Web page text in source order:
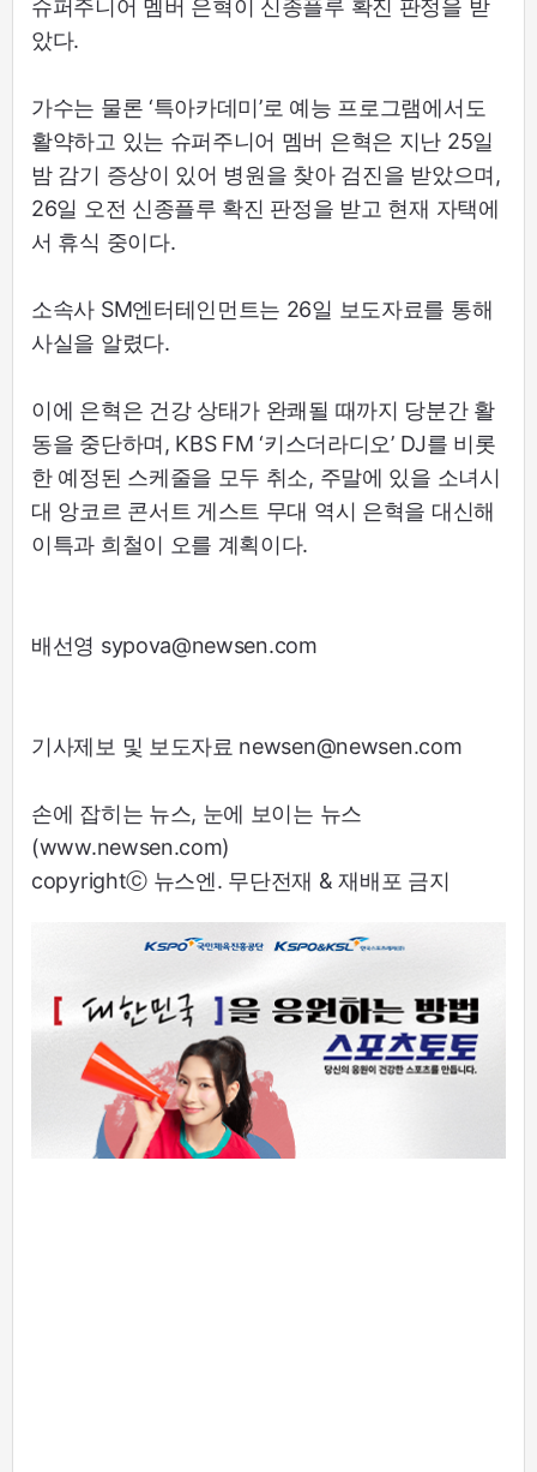
슈퍼주니어 멤버 은혁이 신종플루 확진 판정을 받
았다.
가수는 물론 ‘특아카데미’로 예능 프로그램에서도
활약하고 있는 슈퍼주니어 멤버 은혁은 지난 25일
밤 감기 증상이 있어 병원을 찾아 검진을 받았으며,
26일 오전 신종플루 확진 판정을 받고 현재 자택에
서 휴식 중이다.
소속사 SM엔터테인먼트는 26일 보도자료를 통해
사실을 알렸다.
이에 은혁은 건강 상태가 완쾌될 때까지 당분간 활
동을 중단하며, KBS FM ‘키스더라디오’ DJ를 비롯
한 예정된 스케줄을 모두 취소, 주말에 있을 소녀시
대 앙코르 콘서트 게스트 무대 역시 은혁을 대신해
이특과 희철이 오를 계획이다.
배선영 sypova@newsen.com
기사제보 및 보도자료 newsen@newsen.com
손에 잡히는 뉴스, 눈에 보이는 뉴스
(www.newsen.com)
copyrightⓒ 뉴스엔. 무단전재 & 재배포 금지